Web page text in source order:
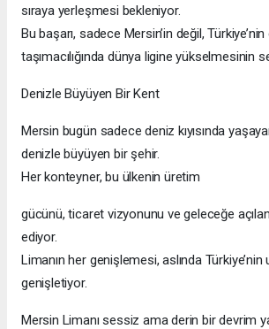
sıraya yerleşmesi bekleniyor.
Bu başarı, sadece Mersin’in değil,
taşımacılığında dünya ligine yükselmesinin
Denizle Büyüyen Bir Kent
Mersin bugün sadece deniz kıyısında
denizle büyüyen bir şehir.
Her konteyner, bu ülkenin üretim
gücünü, ticaret vizyonunu ve geleceğe açılan
ediyor.
Limanın her genişlemesi, aslında
genişletiyor.
Mersin Limanı sessiz ama derin bir devrim